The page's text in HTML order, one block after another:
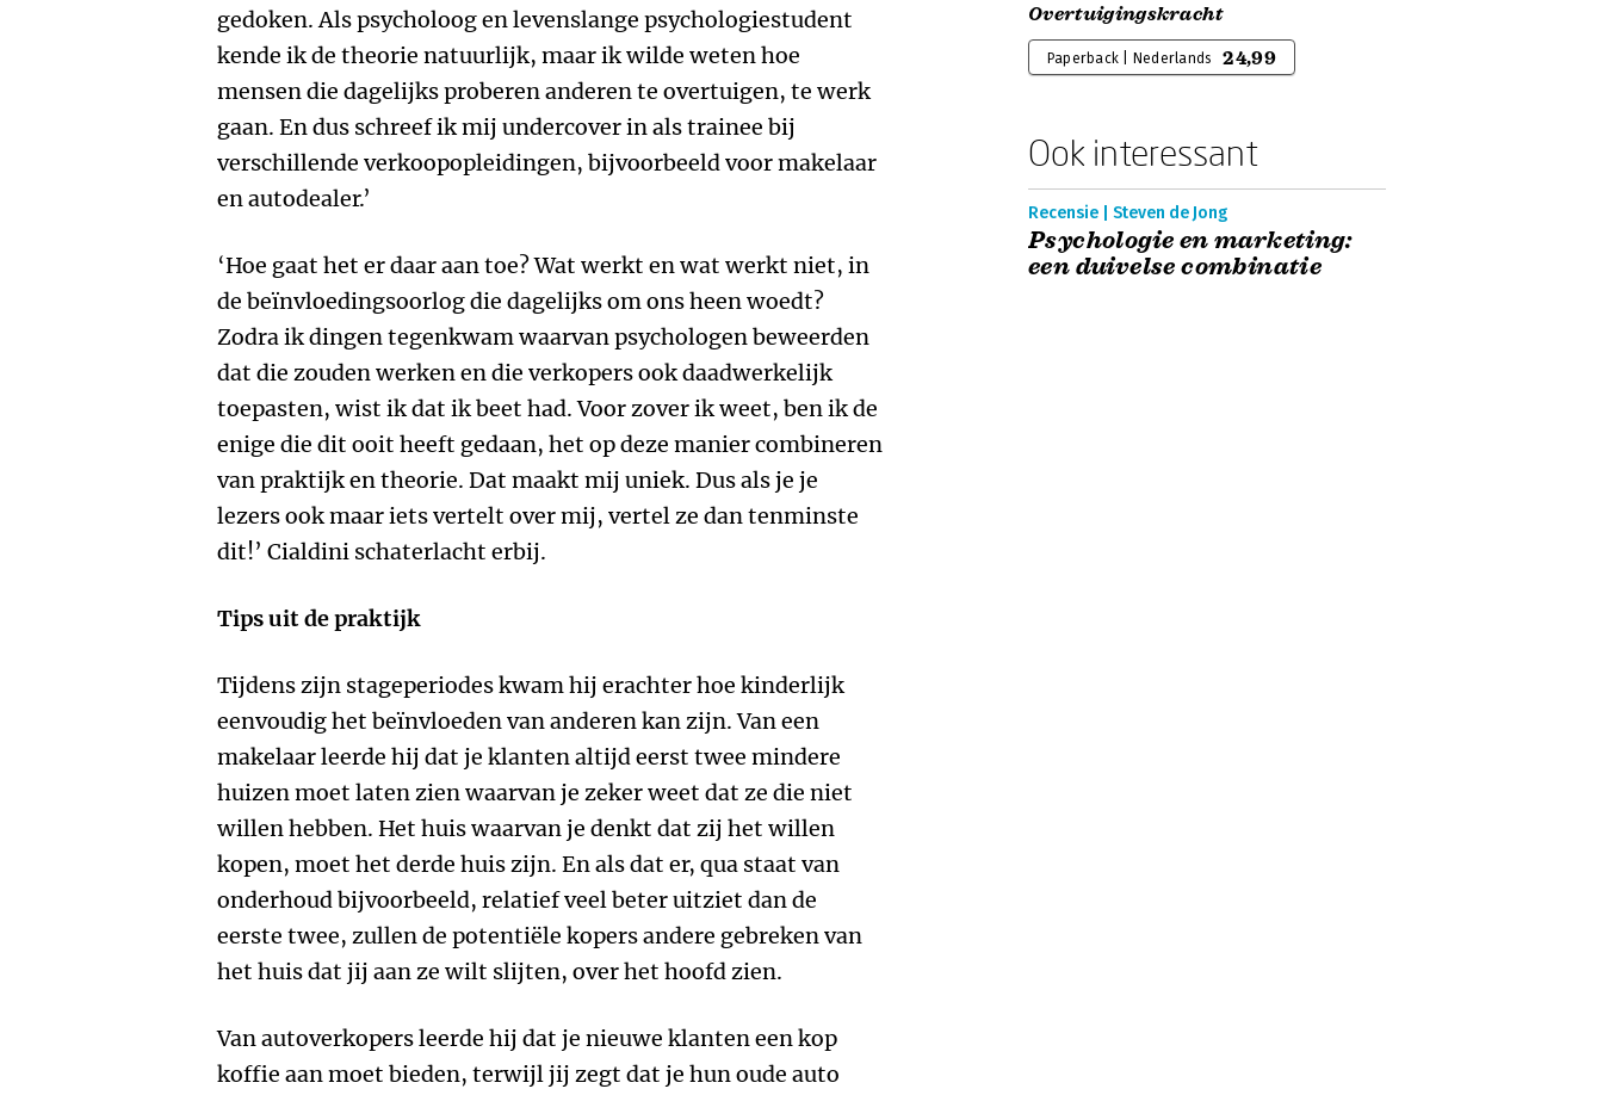
gedoken. Als psycholoog en levenslange psychologiestudent
kende ik de theorie natuurlijk, maar ik wilde weten hoe
mensen die dagelijks proberen anderen te overtuigen, te werk
gaan. En dus schreef ik mij undercover in als trainee bij
verschillende verkoopopleidingen, bijvoorbeeld voor makelaar
en autodealer.’
‘Hoe gaat het er daar aan toe? Wat werkt en wat werkt niet, in
de beïnvloedingsoorlog die dagelijks om ons heen woedt?
Zodra ik dingen tegenkwam waarvan psychologen beweerden
dat die zouden werken en die verkopers ook daadwerkelijk
toepasten, wist ik dat ik beet had. Voor zover ik weet, ben ik de
enige die dit ooit heeft gedaan, het op deze manier combineren
van praktijk en theorie. Dat maakt mij uniek. Dus als je je
lezers ook maar iets vertelt over mij, vertel ze dan tenminste
dit!’ Cialdini schaterlacht erbij.
Tips uit de praktijk
Tijdens zijn stageperiodes kwam hij erachter hoe kinderlijk
eenvoudig het beïnvloeden van anderen kan zijn. Van een
makelaar leerde hij dat je klanten altijd eerst twee mindere
huizen moet laten zien waarvan je zeker weet dat ze die niet
willen hebben. Het huis waarvan je denkt dat zij het willen
kopen, moet het derde huis zijn. En als dat er, qua staat van
onderhoud bijvoorbeeld, relatief veel beter uitziet dan de
eerste twee, zullen de potentiële kopers andere gebreken van
het huis dat jij aan ze wilt slijten, over het hoofd zien.
Van autoverkopers leerde hij dat je nieuwe klanten een kop
koffie aan moet bieden, terwijl jij zegt dat je hun oude auto
Overtuigingskracht
Paperback | Nederlands 24,99
Ook interessant
Recensie | Steven de Jong
Psychologie en marketing:
een duivelse combinatie